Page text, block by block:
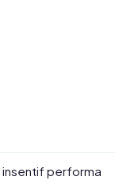
insentif performa